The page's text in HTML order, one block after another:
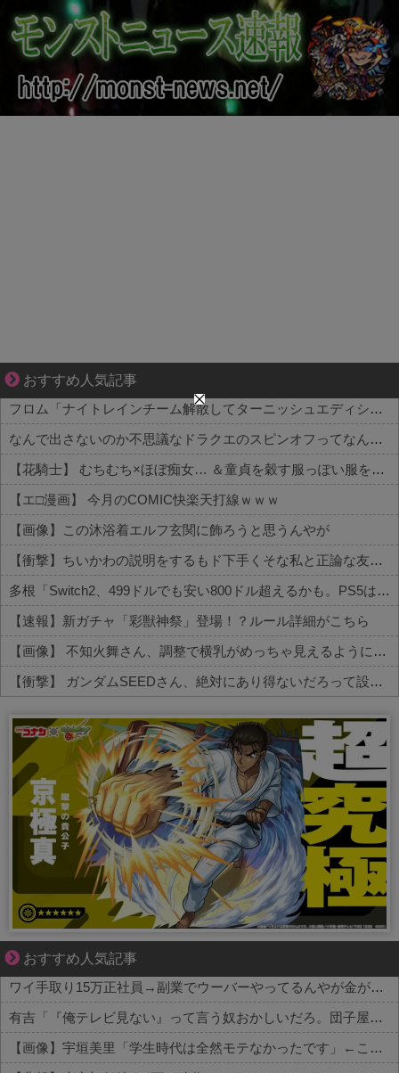
おすすめ人気記事
妻が嫌すぎて壊れていった、ある夫の現実
フロム「ナイトレインチーム解散してターニッシュエディション完成させました」←これｗｗｗｗ
なんで出さないのか不思議なドラクエのスピンオフってなんかある？
【花騎士】 むちむち×ほぼ痴女… ＆童貞を穀す服っぽい服をきたホウオウボクへの反応！！！
【エ□漫画】 今月のCOMIC快楽天打線ｗｗｗ
【画像】この沐浴着エルフ玄関に飾ろうと思うんやが
【衝撃】ちいかわの説明をするもド下手くそな私と正論な友人がコチラ・・・・・
多根「Switch2、499ドルでも安い800ドル超えるかも。PS5は直近での値上げ可能性低い」
【速報】新ガチャ「彩獣神祭」登場！？ルール詳細がこちら
【画像】 不知火舞さん、調整で横乳がめっちゃ見えるようになるｗｗｗｗｗｗ
【衝撃】 ガンダムSEEDさん、絶対にあり得ないだろって設定がこちらｗｗｗ
Powered by livedoor 相互RSS
おすすめ人気記事
三十路女子×後輩男子、近づく心とすれ違い
ワイ手取り15万正社員→副業でウーバーやってるんやが金がない
有吉「『俺テレビ見ない』って言う奴おかしいだろ。団子屋で『団子食べない』って言うか？」
【画像】宇垣美里「学生時代は全然モテなかったです」←これほんまかぁ？w w w w w w w w